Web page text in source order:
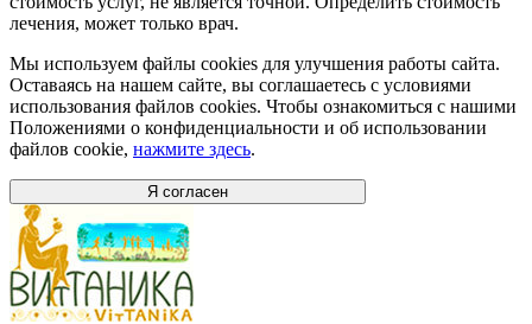
лечения, может только врач.
Мы используем файлы cookies для улучшения работы сайта.
Оставаясь на нашем сайте, вы соглашаетесь с условиями
использования файлов cookies. Чтобы ознакомиться с нашими
Положениями о конфиденциальности и об использовании
файлов cookie, нажмите здесь.
Я согласен